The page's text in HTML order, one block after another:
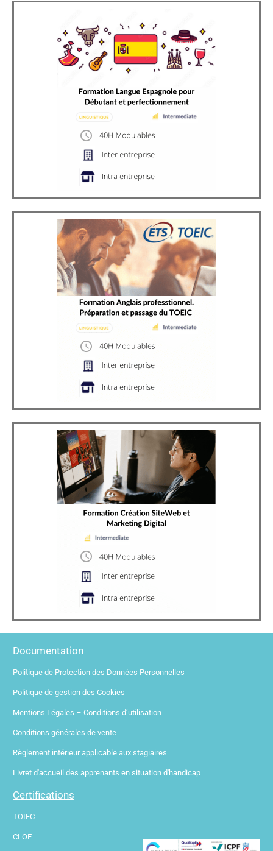
Documentation
Politique de Protection des Données Personnelles
Politique de gestion des Cookies
Mentions Légales – Conditions d’utilisation
Conditions générales de vente
Règlement intérieur applicable aux stagiaires
Livret d'accueil des apprenants en situation d'handicap
Certifications
TOIEC
CLOE